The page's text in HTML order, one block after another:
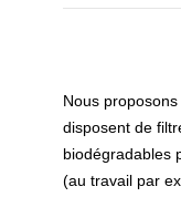
Nous
disposent de
biodégradables
(au travail par